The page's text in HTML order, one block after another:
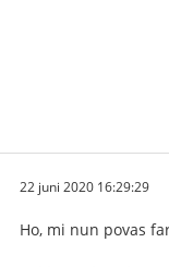
22 juni 2020 16:29:29
Ho, mi nun povas